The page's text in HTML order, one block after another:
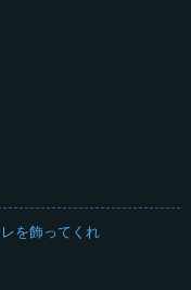
を飾ってくれ